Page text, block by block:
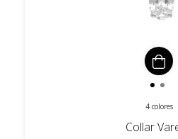
4 colores
Collar